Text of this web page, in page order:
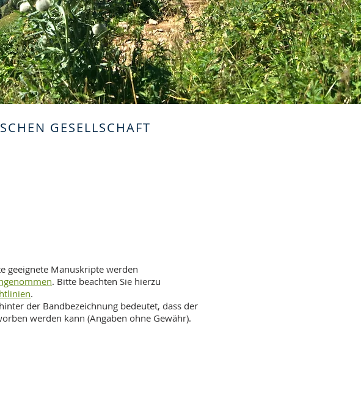
GESELLSCHAFT
geeignete Manuskripte werden
. Bitte beachten Sie hierzu
.
der Bandbezeichnung bedeutet, dass der
werden kann (Angaben ohne Gewähr).